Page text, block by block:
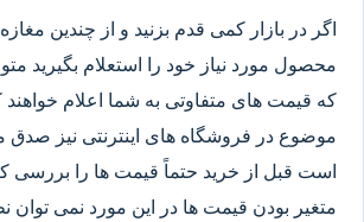
اگر در بازار کمی قدم بزنید و از چندین
محصول مورد نیاز خود را استعلام بگیرید
که قیمت های متفاوتی به شما اعلام خواهند
موضوع در فروشگاه های اینترنتی نیز صدق
است قبل از خرید حتماً قیمت ها را بررسی
متغیر بودن قیمت ها در این مورد نمی توان